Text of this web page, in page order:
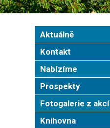
Aktuálně
Kontakt
Nabízíme
Prospekty
Fotogalerie z akcí
Knihovna